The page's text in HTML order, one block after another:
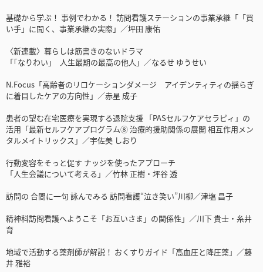
基礎から学ぶ！ 事例でわかる！ 訪問看護ステーションの事業承継「「買
い手」に聞く、事業承継の実際」／坪田 康佑
〈新連載〉暮らしは筋書きのないドラマ
「｢なりわい｣ 人生最期の最高の他人」／なるせ ゆうせい
N.Focus「高齢者のリロケーションダメージ アイデンティティの揺らぎ
に着目したケアの方向性」／赤星 成子
患者の望む在宅医療を実現する退院支援 「PASセルフケアセラピィ」の
活用「最新セルフケアプログラム⑧ 治療的援助関係の展開 相互作用メン
タルメイトリックス」／宇佐美 しおり
行動変容をそっと促す ナッジを使ったアプローチ
「人生会議について考える」／竹林 正樹・坪谷 透
訪問の 合間に一句 詠んでみる 訪問看護“泣き笑い”川柳／津塩 昌子
精神科訪問看護へようこそ「お互いさま」の関係性」／川下 貴士・糸井
育
地域で活動する薬剤師が解説！ おくすりガイド「高血圧と降圧薬」／藤
井 雅裕